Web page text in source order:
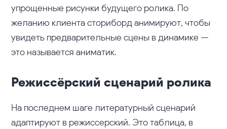
упрощенные рисунки будущего ролика. По
желанию клиента сториборд анимируют, чтобы
увидеть предварительные сцены в динамике —
это называется аниматик.
Режиссёрский сценарий ролика
На последнем шаге литературный сценарий
адаптируют в режиссерский. Это таблица, в